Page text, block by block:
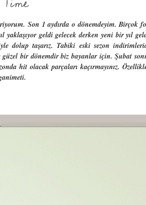
Son 1 aydırda o dönemdeyim. Birçok
geldi gelecek derken yeni bir yıl
dolup taşarız. Tabiki eski sezon
bir dönemdir biz bayanlar için. Şubat
hit olacak parçaları kaçırmayınız.